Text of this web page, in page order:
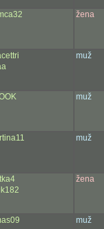
žena
muž
muž
muž
žena
muž